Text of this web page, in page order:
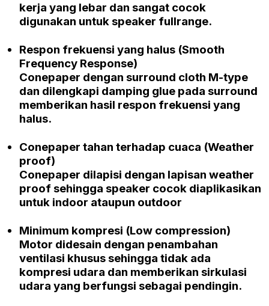
kerja yang lebar dan sangat cocok
digunakan untukspeaker fullrange.
Respon frekuensi yang halus (Smooth
Frequency Response)
Conepaper dengan surround cloth M-type
dan dilengkapi damping glue pada surround
memberikan hasil respon frekuensi yang
halus.
Conepaper tahan terhadap cuaca (Weather
proof)
Conepaper dilapisi dengan lapisan weather
proofsehingga speaker cocok diaplikasikan
untuk indoor ataupun outdoor
Minimum kompresi (Low compression)
Motor didesain dengan penambahan
ventilasi khusus sehingga tidak ada
kompresi udara dan memberikan sirkulasi
udara yang berfungsi sebagai pendingin.